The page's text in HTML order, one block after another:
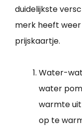
duidelijkste
merk heeft
prijskaartje.
Water-
water
warmte
op te